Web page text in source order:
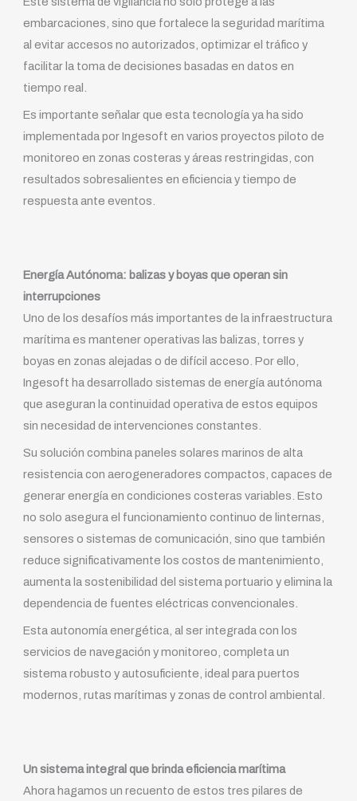
embarcaciones, sino que fortalece la seguridad marítima
al evitar accesos no autorizados, optimizar el tráfico y
facilitar la toma de decisiones basadas en datos en
tiempo real.
Es importante señalar que esta tecnología ya ha sido
implementada por Ingesoft en varios proyectos piloto de
monitoreo en zonas costeras y áreas restringidas, con
resultados sobresalientes en eficiencia y tiempo de
respuesta ante eventos.
Energía Autónoma: balizas y boyas que operan sin
interrupciones
Uno de los desafíos más importantes de la infraestructura
marítima es mantener operativas las balizas, torres y
boyas en zonas alejadas o de difícil acceso. Por ello,
Ingesoft ha desarrollado sistemas de energía autónoma
que aseguran la continuidad operativa de estos equipos
sin necesidad de intervenciones constantes.
Su solución combina paneles solares marinos de alta
resistencia con aerogeneradores compactos, capaces de
generar energía en condiciones costeras variables. Esto
no solo asegura el funcionamiento continuo de linternas,
sensores o sistemas de comunicación, sino que también
reduce significativamente los costos de mantenimiento,
aumenta la sostenibilidad del sistema portuario y elimina la
dependencia de fuentes eléctricas convencionales.
Esta autonomía energética, al ser integrada con los
servicios de navegación y monitoreo, completa un
sistema robusto y autosuficiente, ideal para puertos
modernos, rutas marítimas y zonas de control ambiental.
Un sistema integral que brinda eficiencia marítima
Ahora hagamos un recuento de estos tres pilares de